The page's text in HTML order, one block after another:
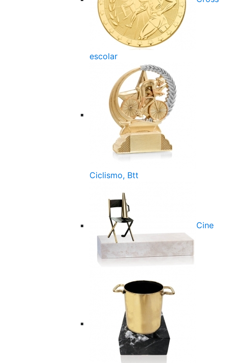
escolar
Ciclismo, Btt
Cine